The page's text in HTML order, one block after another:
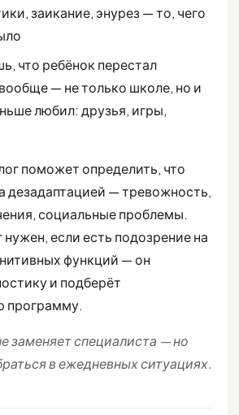
заикание, энурез — то, чего
что ребёнок перестал
— не только школе, но и
любил: друзья, игры,
поможет определить, что
дезадаптацией — тревожность,
социальные проблемы.
если есть подозрение на
функций — он
и подберёт
программу.
заменяет специалиста — но
в ежедневных ситуациях.